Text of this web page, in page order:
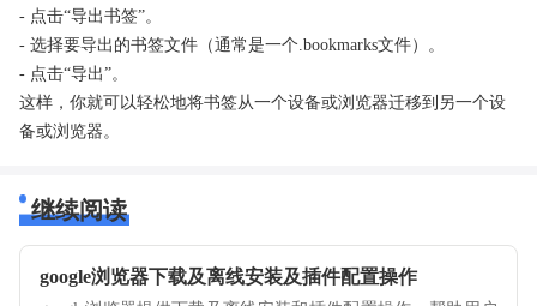
- 点击“导出书签”。
- 选择要导出的书签文件（通常是一个.bookmarks文件）。
- 点击“导出”。
这样，你就可以轻松地将书签从一个设备或浏览器迁移到另一个设
备或浏览器。
继续阅读
google浏览器下载及离线安装及插件配置操作